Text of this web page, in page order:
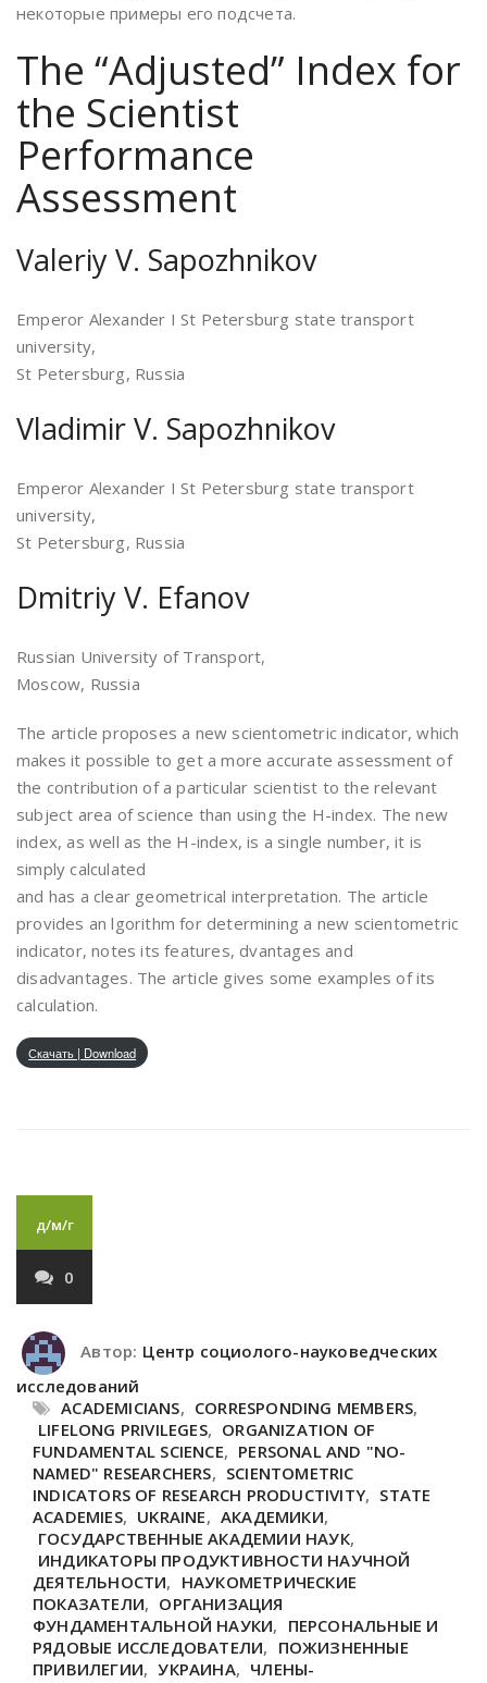
некоторые примеры его подсчета.
The “Adjusted” Index for
the Scientist
Performance
Assessment
Valeriy V. Sapozhnikov
Emperor Alexander I St Petersburg state transport
university,
St Petersburg, Russia
Vladimir V. Sapozhnikov
Emperor Alexander I St Petersburg state transport
university,
St Petersburg, Russia
Dmitriy V. Efanov
Russian University of Transport,
Moscow, Russia
The article proposes a new scientometric indicator, which
makes it possible to get a more accurate assessment of
the contribution of a particular scientist to the relevant
subject area of science than using the H-index. The new
index, as well as the H-index, is a single number, it is
simply calculated
and has a clear geometrical interpretation. The article
provides an lgorithm for determining a new scientometric
indicator, notes its features, dvantages and
disadvantages. The article gives some examples of its
calculation.
Скачать | Download
д/м/г
0
Автор: Центр социолого-науковедческих
исследований
ACADEMICIANS, CORRESPONDING MEMBERS,
LIFELONG PRIVILEGES, ORGANIZATION OF
FUNDAMENTAL SCIENCE, PERSONAL AND "NO-
NAMED" RESEARCHERS, SCIENTOMETRIC
INDICATORS OF RESEARCH PRODUCTIVITY, STATE
ACADEMIES, UKRAINE, АКАДЕМИКИ,
ГОСУДАРСТВЕННЫЕ АКАДЕМИИ НАУК,
ИНДИКАТОРЫ ПРОДУКТИВНОСТИ НАУЧНОЙ
ДЕЯТЕЛЬНОСТИ, НАУКОМЕТРИЧЕСКИЕ
ПОКАЗАТЕЛИ, ОРГАНИЗАЦИЯ
ФУНДАМЕНТАЛЬНОЙ НАУКИ, ПЕРСОНАЛЬНЫЕ И
РЯДОВЫЕ ИССЛЕДОВАТЕЛИ, ПОЖИЗНЕННЫЕ
ПРИВИЛЕГИИ, УКРАИНА, ЧЛЕНЫ-